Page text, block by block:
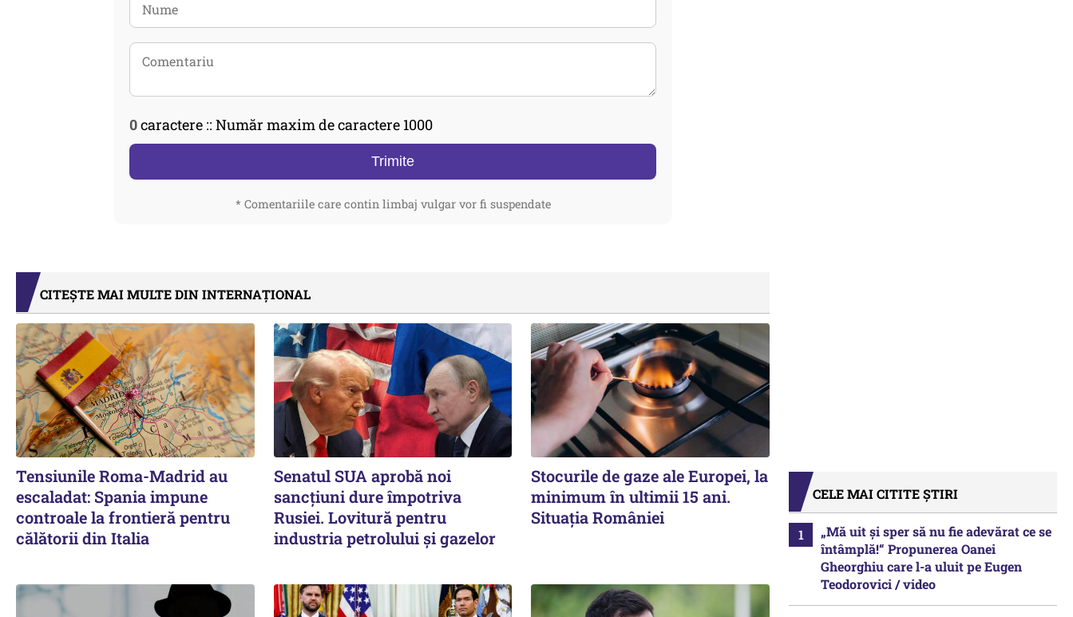
0caractere :: Număr maxim de caractere 1000
Trimite
* Comentariile care contin limbaj vulgar vor fi suspendate
CITEȘTE MAI MULTE DIN INTERNAȚIONAL
Tensiunile Roma-Madrid au
escaladat: Spania impune
controale la frontieră pentru
călătorii din Italia
Senatul SUA aprobă noi
sancțiuni dure împotriva
Rusiei. Lovitură pentru
industria petrolului și gazelor
Stocurile de gaze ale Europei, la
minimum în ultimii 15 ani.
Situația României
CELE MAI CITITE ȘTIRI
„Mă uit și sper să nu fie adevărat ce se
întâmplă!“ Propunerea Oanei
Gheorghiu care l-a uluit pe Eugen
Teodorovici / video